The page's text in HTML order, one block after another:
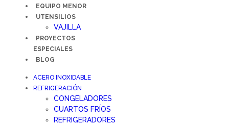
EQUIPO MENOR
UTENSILIOS
VAJILLA
PROYECTOS
ESPECIALES
BLOG
ACERO INOXIDABLE
REFRIGERACIÓN
CONGELADORES
CUARTOS FRÍOS
REFRIGERADORES